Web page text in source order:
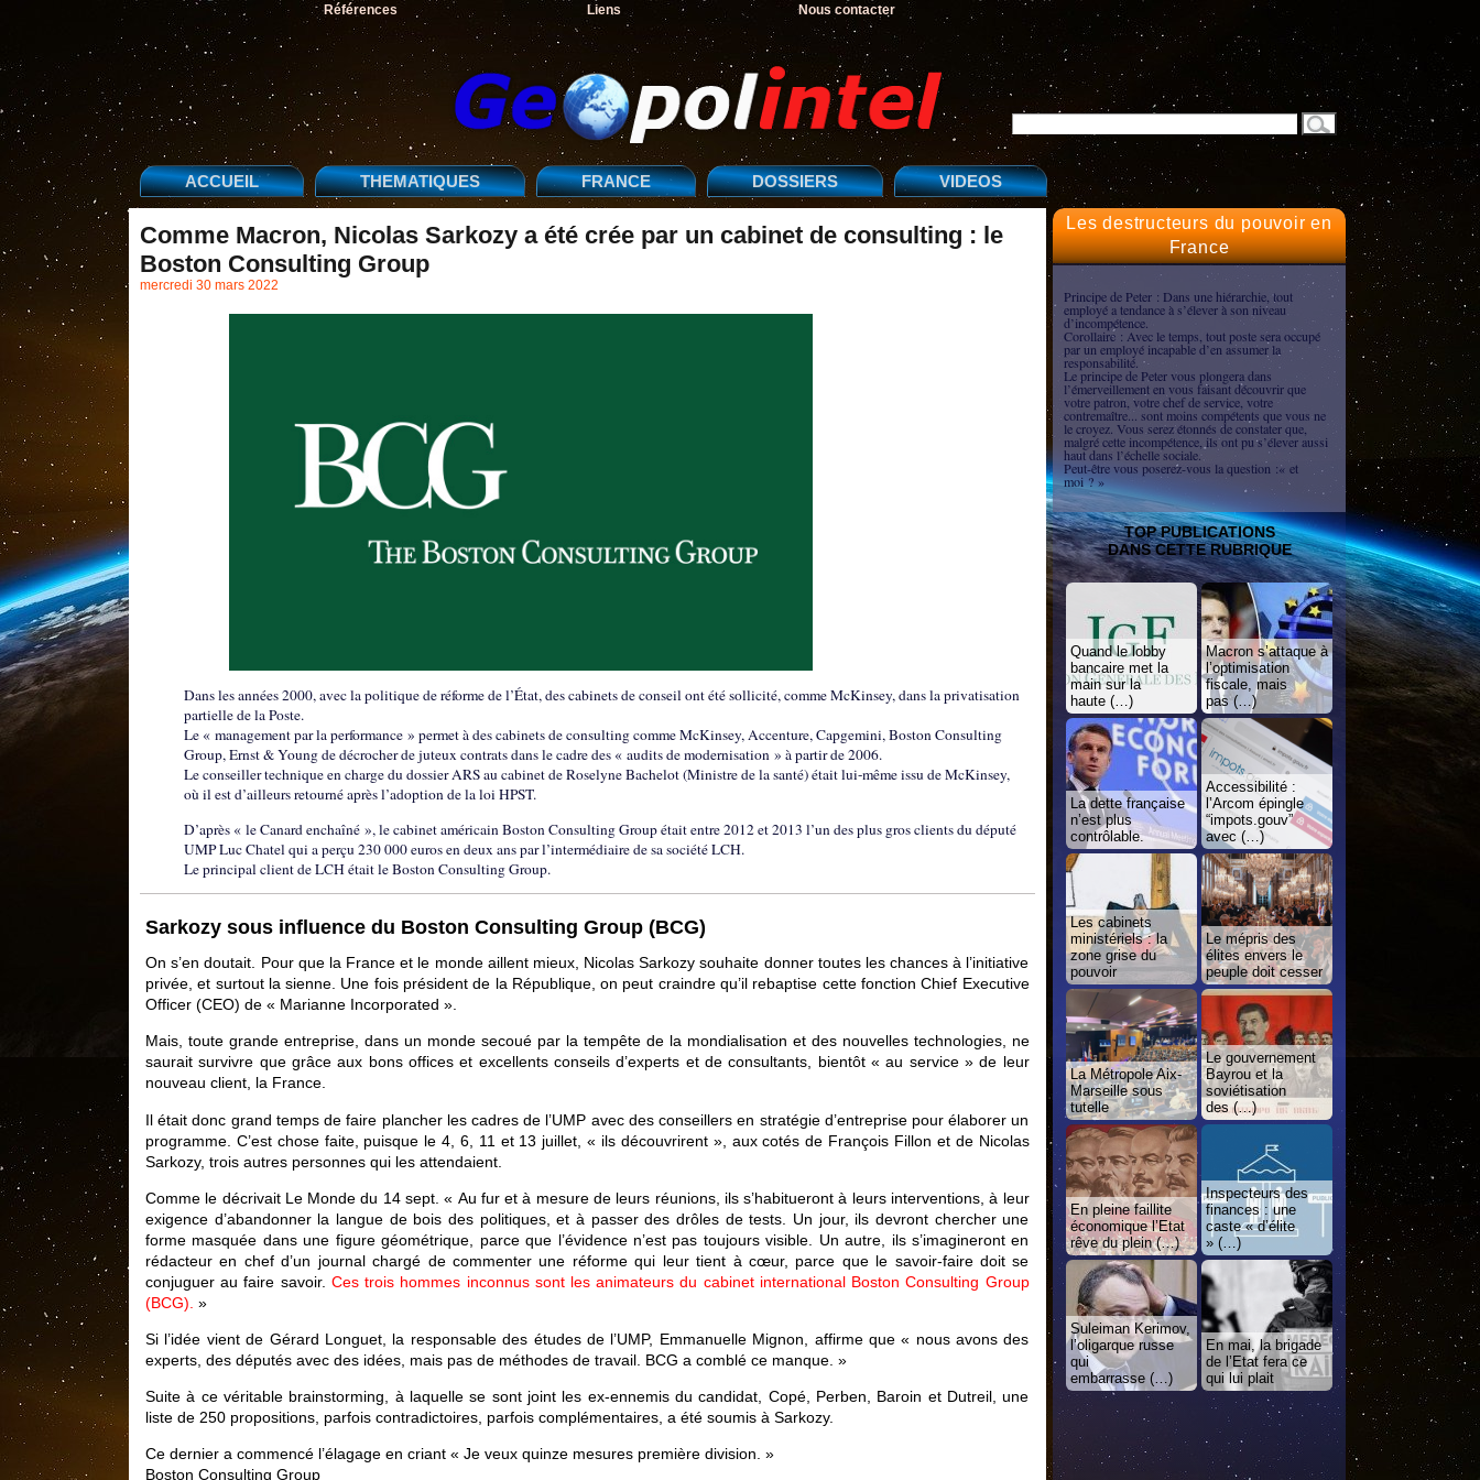
Références Liens Nous contacter
ACCUEIL THEMATIQUES FRANCE DOSSIERS VIDEOS
Comme Macron, Nicolas Sarkozy a été crée par un cabinet de consulting : le
Boston Consulting Group
mercredi 30 mars 2022
Dans les années 2000, avec la politique de réforme de l’État, des cabinets de conseil ont été sollicité, comme McKinsey, dans la privatisation
partielle de la Poste.
Le « management par la performance » permet à des cabinets de consulting comme McKinsey, Accenture, Capgemini, Boston Consulting
Group, Ernst & Young de décrocher de juteux contrats dans le cadre des « audits de modernisation » à partir de 2006.
Le conseiller technique en charge du dossier ARS au cabinet de Roselyne Bachelot (Ministre de la santé) était lui-même issu de McKinsey,
où il est d’ailleurs retourné après l’adoption de la loi HPST.
D’après « le Canard enchaîné », le cabinet américain Boston Consulting Group était entre 2012 et 2013 l’un des plus gros clients du député
UMP Luc Chatel qui a perçu 230 000 euros en deux ans par l’intermédiaire de sa société LCH.
Le principal client de LCH était le Boston Consulting Group.
Sarkozy sous influence du Boston Consulting Group (BCG)
On s’en doutait. Pour que la France et le monde aillent mieux, Nicolas Sarkozy souhaite donner toutes les chances à l’initiative
privée, et surtout la sienne. Une fois président de la République, on peut craindre qu’il rebaptise cette fonction Chief Executive
Officer (CEO) de « Marianne Incorporated ».
Mais, toute grande entreprise, dans un monde secoué par la tempête de la mondialisation et des nouvelles technologies, ne
saurait survivre que grâce aux bons offices et excellents conseils d’experts et de consultants, bientôt « au service » de leur
nouveau client, la France.
Il était donc grand temps de faire plancher les cadres de l’UMP avec des conseillers en stratégie d’entreprise pour élaborer un
programme. C’est chose faite, puisque le 4, 6, 11 et 13 juillet, « ils découvrirent », aux cotés de François Fillon et de Nicolas
Sarkozy, trois autres personnes qui les attendaient.
Comme le décrivait Le Monde du 14 sept. « Au fur et à mesure de leurs réunions, ils s’habitueront à leurs interventions, à leur
exigence d’abandonner la langue de bois des politiques, et à passer des drôles de tests. Un jour, ils devront chercher une
forme masquée dans une figure géométrique, parce que l’évidence n’est pas toujours visible. Un autre, ils s’imagineront en
rédacteur en chef d’un journal chargé de commenter une réforme qui leur tient à cœur, parce que le savoir-faire doit se
conjuguer au faire savoir. Ces trois hommes inconnus sont les animateurs du cabinet international Boston Consulting Group
(BCG). »
Si l’idée vient de Gérard Longuet, la responsable des études de l’UMP, Emmanuelle Mignon, affirme que « nous avons des
experts, des députés avec des idées, mais pas de méthodes de travail. BCG a comblé ce manque. »
Suite à ce véritable brainstorming, à laquelle se sont joint les ex-ennemis du candidat, Copé, Perben, Baroin et Dutreil, une
liste de 250 propositions, parfois contradictoires, parfois complémentaires, a été soumis à Sarkozy.
Ce dernier a commencé l’élagage en criant « Je veux quinze mesures première division. »
Boston Consulting Group
Les destructeurs du pouvoir en
France
Principe de Peter : Dans une hiérarchie, tout
employé a tendance à s’élever à son niveau
d’incompétence.
Corollaire : Avec le temps, tout poste sera occupé
par un employé incapable d’en assumer la
responsabilité.
Le principe de Peter vous plongera dans
l’émerveillement en vous faisant découvrir que
votre patron, votre chef de service, votre
contremaître... sont moins compétents que vous ne
le croyez. Vous serez étonnés de constater que,
malgré cette incompétence, ils ont pu s’élever aussi
haut dans l’échelle sociale.
Peut-être vous poserez-vous la question :« et
moi ? »
TOP PUBLICATIONS
DANS CETTE RUBRIQUE
Quand le lobby
bancaire met la
main sur la
haute (…)
Macron s’attaque à
l’optimisation
fiscale, mais
pas (…)
La dette française
n’est plus
contrôlable.
Accessibilité :
l’Arcom épingle
“impots.gouv”
avec (…)
Les cabinets
ministériels : la
zone grise du
pouvoir
Le mépris des
élites envers le
peuple doit cesser
La Métropole Aix-
Marseille sous
tutelle
Le gouvernement
Bayrou et la
soviétisation
des (…)
En pleine faillite
économique l’Etat
rêve du plein (…)
Inspecteurs des
finances : une
caste « d’élite
» (…)
Suleiman Kerimov,
l’oligarque russe
qui
embarrasse (…)
En mai, la brigade
de l’Etat fera ce
qui lui plait